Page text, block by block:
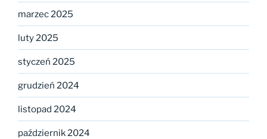
marzec 2025
luty 2025
styczeń 2025
grudzień 2024
listopad 2024
październik 2024